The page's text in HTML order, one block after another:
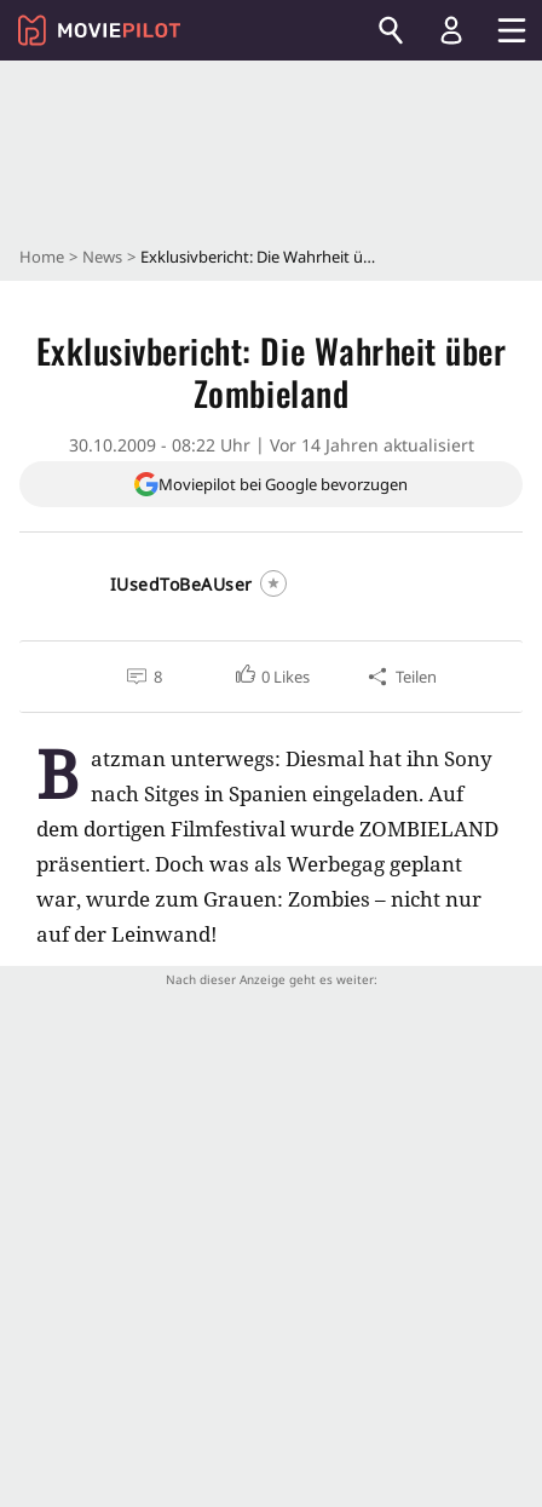
Home News Exklusivbericht: Die Wahrheit über Zombieland
Exklusivbericht: Die Wahrheit über
Zombieland
30.10.2009 - 08:22 Uhr Vor 14 Jahren aktualisiert
Moviepilot bei Google bevorzugen
IUsedToBeAUser
8 0 Likes Teilen
B atzman unterwegs: Diesmal hat ihn Sony
nach Sitges in Spanien eingeladen. Auf
dem dortigen Filmfestival wurde ZOMBIELAND
präsentiert. Doch was als Werbegag geplant
war, wurde zum Grauen: Zombies – nicht nur
auf der Leinwand!